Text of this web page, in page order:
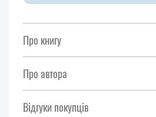
Про книгу
Про автора
Відгуки покупців